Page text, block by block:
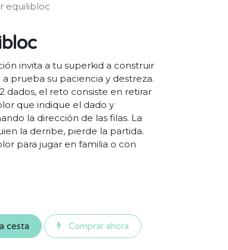
equilibloc
invita a tu superkid a construir
prueba su paciencia y destreza.
dados, el reto consiste en retirar
que indique el dado y
la dirección de las filas. La
la derribe, pierde la partida.
para jugar en familia o con
cesta Comprar ahora